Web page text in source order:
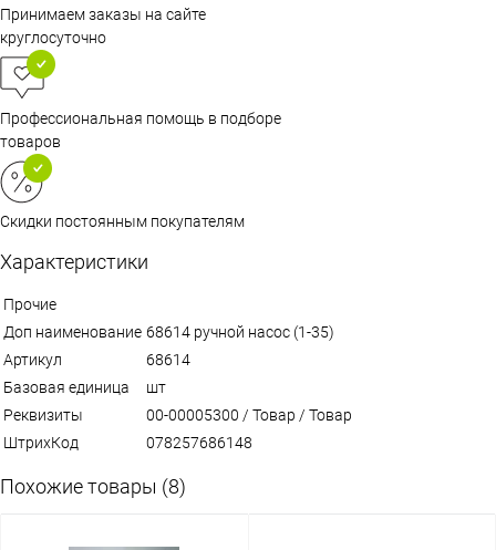
Принимаем заказы на сайте
круглосуточно
Профессиональная помощь в подборе
товаров
Скидки постоянным покупателям
Характеристики
Прочие
Доп наименование 68614 ручной насос (1-35)
Артикул
68614
Базовая единица
шт
Реквизиты
00-00005300 / Товар / Товар
ШтрихКод
078257686148
Похожие товары (8)